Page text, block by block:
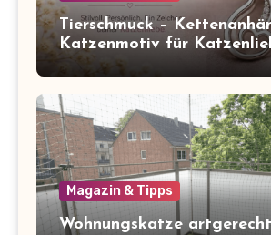
Tierschmuck –
Katzenmotiv für
Magazin & Tipps
Wohnungskatze artgerecht